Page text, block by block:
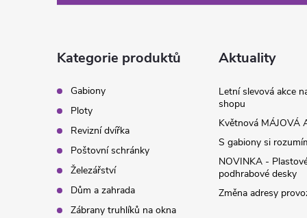
Kategorie produktů
Gabiony
Ploty
Revizní dvířka
Poštovní schránky
Železářství
Dům a zahrada
Zábrany truhlíků na okna
Aktuality
Letní slevová akce
shopu
Květnová MÁJOVÁ
S gabiony si
NOVINKA -
podhrabové desky
Změna adresy